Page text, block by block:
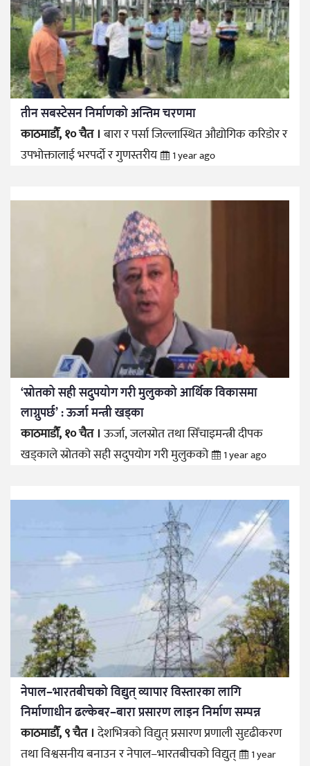
तीन सबस्टेसन निर्माणको अन्तिम चरणमा
काठमाडौँ, १० चैत ।बारा र पर्सा जिल्लास्थित औद्योगिक करिडोर र
उपभोक्तालाई भरपर्दो र गुणस्तरीय
1 year ago
‘स्रोतको सही सदुपयोग गरी मुलुकको आर्थिक विकासमा
लाग्नुपर्छ’ : ऊर्जा मन्त्री खड्का
काठमाडौँ, १० चैत ।ऊर्जा, जलस्रोत तथा सिँचाइमन्त्री दीपक
खड्काले स्रोतको सही सदुपयोग गरी मुलुकको
1 year ago
नेपाल–भारतबीचको विद्युत् व्यापार विस्तारका लागि
निर्माणाधीन ढल्केबर–बारा प्रसारण लाइन निर्माण सम्पन्न
काठमाडौँ, ९ चैत ।देशभित्रको विद्युत् प्रसारण प्रणाली सुदृढीकरण
तथा विश्वसनीय बनाउन र नेपाल–भारतबीचको विद्युत्
1 year